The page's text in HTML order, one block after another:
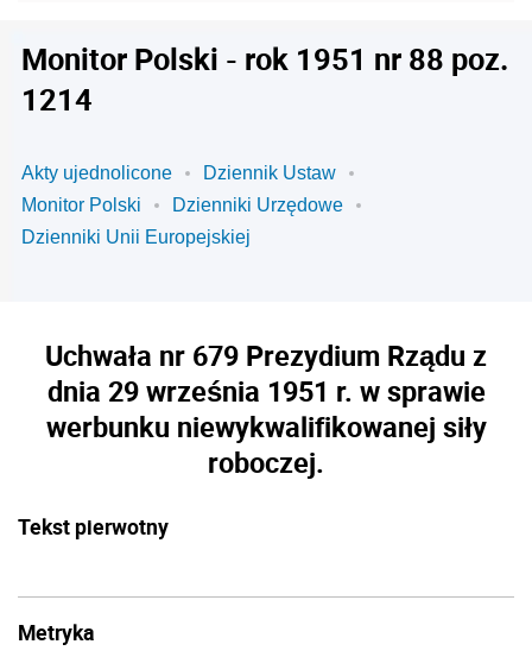
Monitor Polski - rok 1951 nr 88 poz.
1214
Akty ujednolicone
Dziennik Ustaw
Monitor Polski
Dzienniki Urzędowe
Dzienniki Unii Europejskiej
Uchwała nr 679 Prezydium Rządu z
dnia 29 września 1951 r. w sprawie
werbunku niewykwalifikowanej siły
roboczej.
Tekst pierwotny
Metryka